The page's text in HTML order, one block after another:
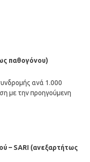
παθογόνου)
ανά 1.000
με την προηγούμενη
– SARI (ανεξαρτήτως